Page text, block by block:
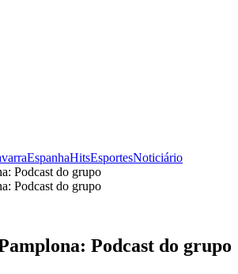
EspanhaHitsEsportesNoticiário
Podcast do grupo
Podcast do grupo
Podcast do grupo